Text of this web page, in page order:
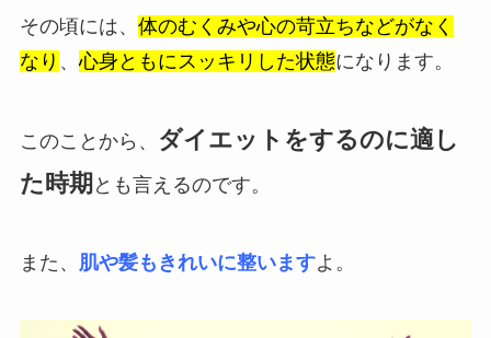
その頃には、 体のむくみや心の苛立ちなどがなく
なり 、心身ともにスッキリした状態になります。
このことから、
ダイエットをするのに適し
た時期 とも言えるのです。
また、 肌や髪もきれいに整いますよ。